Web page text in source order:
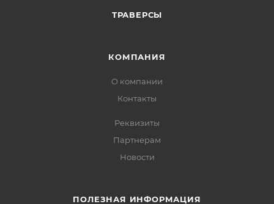
ТРАВЕРСЫ
КОМПАНИЯ
О компании
Контакты
Реквизиты
Партнерам
Новости
ПОЛЕЗНАЯ ИНФОРМАЦИЯ